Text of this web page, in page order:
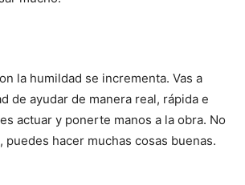
la humildad se incrementa. Vas a
de ayudar de manera real, rápida e
actuar y ponerte manos a la obra. No
puedes hacer muchas cosas buenas.